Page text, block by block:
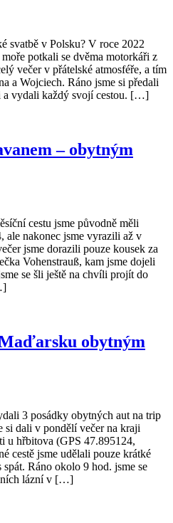
svatbě v Polsku? V roce 2022
potkali se dvěma motorkáři z
večer v přátelské atmosféře, a tím
a Wojciech. Ráno jsme si předali
a vydali každý svojí cestou. […]
– obytným
cestu jsme původně měli
ale nakonec jsme vyrazili až v
jsme dorazili pouze kousek za
Vohenstrauß, kam jsme dojeli
se šli ještě na chvíli projít do
obytným
3 posádky obytných aut na trip
si dali v pondělí večer na kraji
u hřbitova (GPS 47.895124,
cestě jsme udělali pouze krátké
Ráno okolo 9 hod. jsme se
lázní v […]